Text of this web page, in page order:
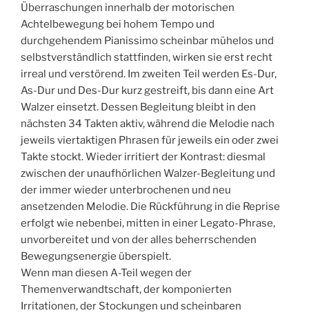
Überraschungen innerhalb der motorischen
Achtelbewegung bei hohem Tempo und
durchgehendem Pianissimo scheinbar mühelos und
selbstverständlich stattfinden, wirken sie erst recht
irreal und verstörend. Im zweiten Teil werden Es-Dur,
As-Dur und Des-Dur kurz gestreift, bis dann eine Art
Walzer einsetzt. Dessen Begleitung bleibt in den
nächsten 34 Takten aktiv, während die Melodie nach
jeweils viertaktigen Phrasen für jeweils ein oder zwei
Takte stockt. Wieder irritiert der Kontrast: diesmal
zwischen der unaufhörlichen Walzer-Begleitung und
der immer wieder unterbrochenen und neu
ansetzenden Melodie. Die Rückführung in die Reprise
erfolgt wie nebenbei, mitten in einer Legato-Phrase,
unvorbereitet und von der alles beherrschenden
Bewegungsenergie überspielt.
Wenn man diesen A-Teil wegen der
Themenverwandtschaft, der komponierten
Irritationen, der Stockungen und scheinbaren